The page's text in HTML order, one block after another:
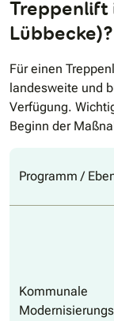
Treppenlift
Lübbecke)?
Für einen
landesweite und
Verfügung.
Beginn der
Programm /
Kommunale